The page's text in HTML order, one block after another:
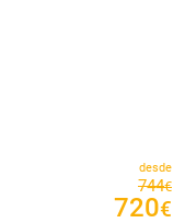
desde
744€
720€